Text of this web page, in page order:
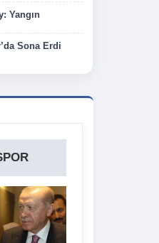
Yangın
Sona Erdi